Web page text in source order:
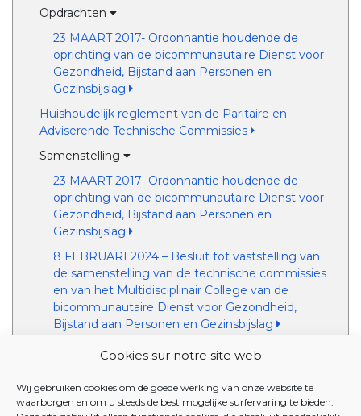
Cookies sur notre site web
Wij gebruiken cookies om de goede werking van onze website te
waarborgen en om u steeds de best mogelijke surfervaring te bieden.
Opdrachten
23 MAART 2017- Ordonnantie houdende de
oprichting van de bicommunautaire Dienst voor
Gezondheid, Bijstand aan Personen en
Gezinsbijslag
Huishoudelijk reglement van de Paritaire en
Adviserende Technische Commissies
Samenstelling
23 MAART 2017- Ordonnantie houdende de
oprichting van de bicommunautaire Dienst voor
Gezondheid, Bijstand aan Personen en
Gezinsbijslag
8 FEBRUARI 2024 – Besluit tot vaststelling van
de samenstelling van de technische commissies
en van het Multidisciplinair College van de
bicommunautaire Dienst voor Gezondheid,
Bijstand aan Personen en Gezinsbijslag
Paritaire commissie "Revalidatie en Geestelijke
Paritaire commissie "Personen met een handicap"